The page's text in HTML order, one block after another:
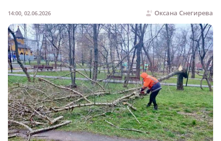
Оксана Снегирева
14:00, 02.06.2026